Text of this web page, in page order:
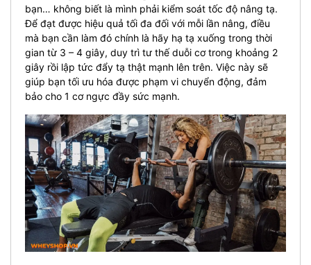
bạn… không biết là mình phải kiểm soát tốc độ nâng tạ.
Để đạt được hiệu quả tối đa đối với mỗi lần nâng, điều
mà bạn cần làm đó chính là hãy hạ tạ xuống trong thời
gian từ 3 – 4 giây, duy trì tư thế duỗi cơ trong khoảng 2
giây rồi lập tức đẩy tạ thật mạnh lên trên. Việc này sẽ
giúp bạn tối ưu hóa được phạm vi chuyển động, đảm
bảo cho 1 cơ ngực đầy sức mạnh.